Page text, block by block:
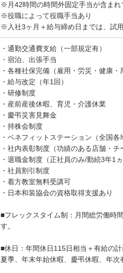
※月42時間の時間外固定手当が含ま
※役職によって役職手当あり
※入社3ヶ月＋給与締め日までは、試
・通勤交通費支給（一部規定有）
・宿泊、出張手当
・各種社保完備（雇用・労災・健康・
・給与改定（年1回）
・研修制度
・産前産後休暇、育児・介護休業
・慶弔災害見舞金
・持株会制度
・ベネフィットステーション（全国各
・社内表彰制度（功績のある店舗・チ
・退職金制度（正社員のみ/勤続3年1
・社員割引制度
・着方教室無料受講可
・日本和装協会の資格取得支援あり
■フレックスタイム制：月間総労働
す。
■休日：年間休日115日相当＋有給の
夏季、年末年始休暇、慶弔休暇、年次